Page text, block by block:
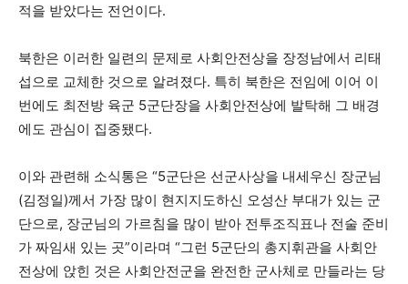
적을 받았다는 전언이다.
북한은 이러한 일련의 문제로 사회안전상을 장정남에서 리태
섭으로 교체한 것으로 알려졌다. 특히 북한은 전임에 이어 이
번에도 최전방 육군 5군단장을 사회안전상에 발탁해 그 배경
에도 관심이 집중됐다.
이와 관련해 소식통은 “5군단은 선군사상을 내세우신 장군님
(김정일)께서 가장 많이 현지지도하신 오성산 부대가 있는 군
단으로, 장군님의 가르침을 많이 받아 전투조직표나 전술 준비
가 짜임새 있는 곳”이라며 “그런 5군단의 총지휘관을 사회안
전상에 앉힌 것은 사회안전군을 완전한 군사체로 만들라는 당